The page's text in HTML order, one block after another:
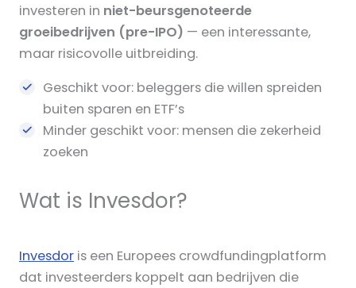
investeren in niet-beursgenoteerde
groeibedrijven (pre-IPO) — een interessante,
maar risicovolle uitbreiding.
Geschikt voor: beleggers die willen spreiden
buiten sparen en ETF’s
Minder geschikt voor: mensen die zekerheid
zoeken
Wat is Invesdor?
Invesdor is een Europees crowdfundingplatform
dat investeerders koppelt aan bedrijven die